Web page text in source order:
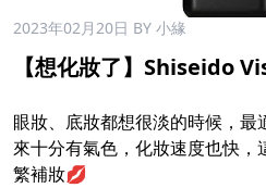
2023年02月20日 BY 小緣
【想化妝了】Shiseido
眼妝、底妝都想很淡的時候，
來十分有氣色，化妝速度也快
繁補妝💋